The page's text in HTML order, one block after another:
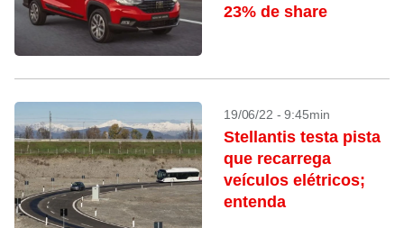
23% de share
19/06/22 - 9:45min
Stellantis testa pista
que recarrega
veículos elétricos;
entenda